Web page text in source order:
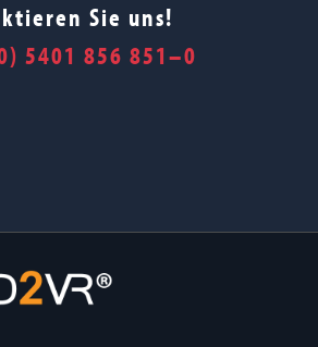
Sie uns!
5401 856 851–0